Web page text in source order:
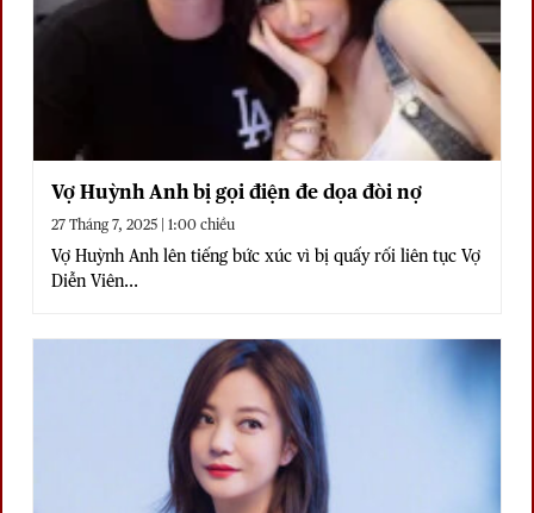
Vợ Huỳnh Anh bị gọi điện đe dọa đòi nợ
27 Tháng 7, 2025 | 1:00 chiều
Vợ Huỳnh Anh lên tiếng bức xúc vì bị quấy rối liên tục Vợ
Diễn Viên...